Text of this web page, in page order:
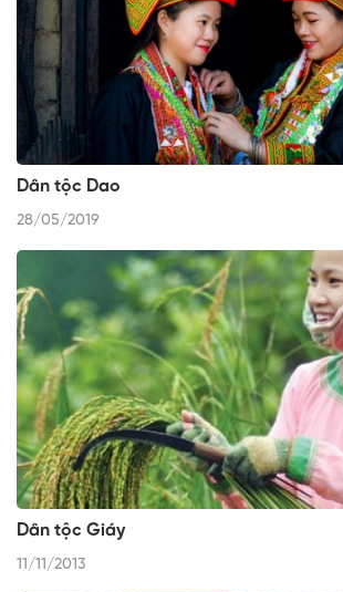
Dân tộc Dao
28/05/2019
Dân tộc Giáy
11/11/2013